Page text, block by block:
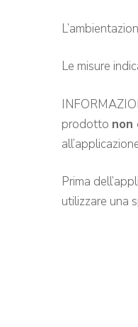
Le misure
prodotto non
Prima
utilizzare una